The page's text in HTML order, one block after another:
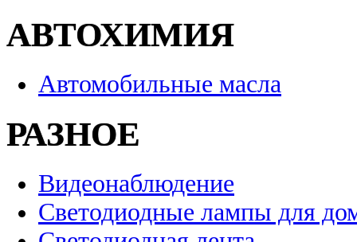
АВТОХИМИЯ
Автомобильные масла
РАЗНОЕ
Видеонаблюдение
Светодиодные лампы для